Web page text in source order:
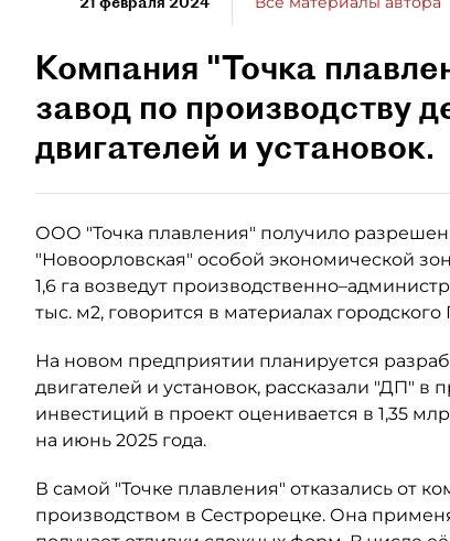
Компания "Точка
завод по производству
двигателей и установок.
ООО "Точка плавления" получило
"Новоорловская" особой экономической
1,6 га возведут
тыс. м2, говорится в материалах городского
На новом предприятии планируется
двигателей и установок, рассказали "ДП"
инвестиций в проект оценивается в 1,35
на июнь 2025 года.
В самой "Точке плавления" отказались от
производством в Сестрорецке. Она